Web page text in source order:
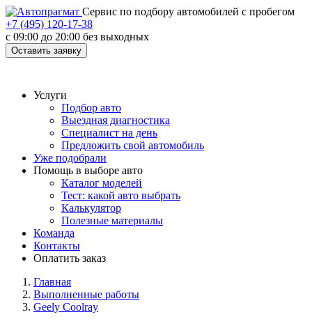
Cервис по подбору автомобилей с пробегом
+7 (495) 120-17-38
с 09:00 до 20:00 без выходных
Оставить заявку
Услуги
Подбор авто
Выездная диагностика
Специалист на день
Предложить свой автомобиль
Уже подобрали
Помощь в выборе авто
Каталог моделей
Тест: какой авто выбрать
Калькулятор
Полезные материалы
Команда
Контакты
Оплатить заказ
Главная
Выполненные работы
Geely Coolray